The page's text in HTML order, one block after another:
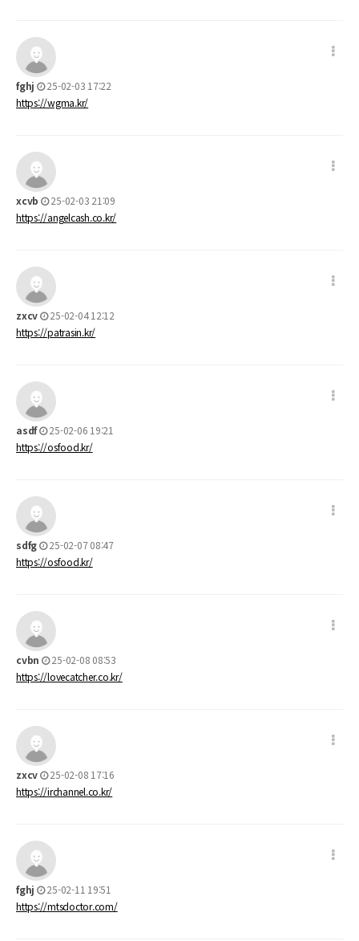
fghj
25-02-03 17:22
https://wgma.kr/
xcvb
25-02-03 21:09
https://angelcash.co.kr/
zxcv
25-02-04 12:12
https://patrasin.kr/
asdf
25-02-06 19:21
https://osfood.kr/
sdfg
25-02-07 08:47
https://osfood.kr/
cvbn
25-02-08 08:53
https://lovecatcher.co.kr/
zxcv
25-02-08 17:16
https://irchannel.co.kr/
fghj
25-02-11 19:51
https://mtsdoctor.com/